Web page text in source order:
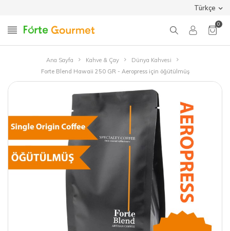
Türkçe
0
Ana Sayfa Kahve & Çay
Dünya Kahvesi
Forte Blend Hawaii 250 GR - Aeropress için öğütülmüş